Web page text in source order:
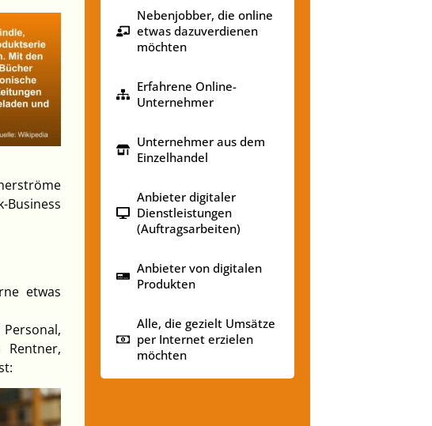
Business
etwas
Nebenjobber, die online
etwas dazuverdienen
möchten
Erfahrene Online-
Unternehmer
Unternehmer aus dem
Einzelhandel
Anbieter digitaler
Dienstleistungen
(Auftragsarbeiten)
Anbieter von digitalen
Produkten
Alle, die gezielt Umsätze
per Internet erzielen
möchten